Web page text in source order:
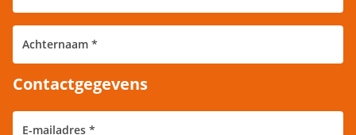
Contactgegevens